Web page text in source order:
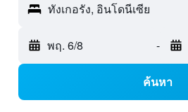
ทังเกอรัง, อินโดนีเซีย
พฤ. 6/8 -
ค้นหา